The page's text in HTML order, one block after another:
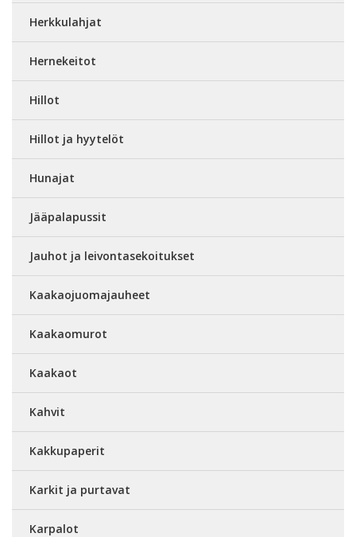
Herkkulahjat
Hernekeitot
Hillot
Hillot ja hyytelöt
Hunajat
Jääpalapussit
Jauhot ja leivontasekoitukset
Kaakaojuomajauheet
Kaakaomurot
Kaakaot
Kahvit
Kakkupaperit
Karkit ja purtavat
Karpalot